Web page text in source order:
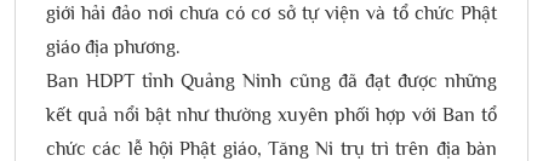
giới hải đảo nơi chưa có cơ sở tự viện và tổ chức Phật
giáo địa phương.
Ban HDPT tỉnh Quảng Ninh cũng đã đạt được những
kết quả nổi bật như thường xuyên phối hợp với Ban tổ
chức các lễ hội Phật giáo, Tăng Ni trụ trì trên địa bàn